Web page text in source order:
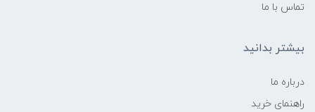
تماس با ما
بیشتر بدانید
درباره ما
راهنمای خرید